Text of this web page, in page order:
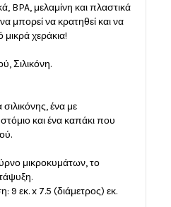
BPA, μελαμίνη και πλαστικά
μπορεί να κρατηθεί και να
χεράκια!
Σιλικόνη.
ένα με
και ένα καπάκι που
μικροκυμάτων, το
9 εκ. x 7.5 (διάμετρος) εκ.